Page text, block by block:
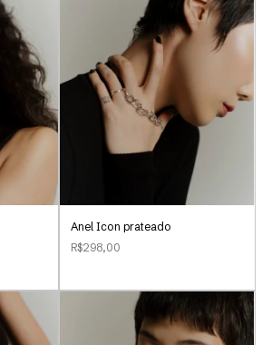
Anel Icon prateado
R$298,00